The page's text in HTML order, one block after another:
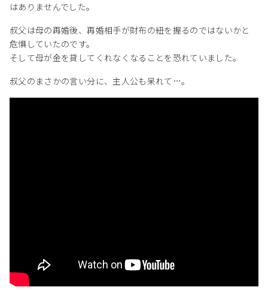
はありませんでした。
叔父は母の再婚後、再婚相手が財布の紐を握るのではないかと
危惧していたのです。
そして母が金を貸してくれなくなることを恐れていました。
叔父のまさかの言い分に、主人公も呆れて…。